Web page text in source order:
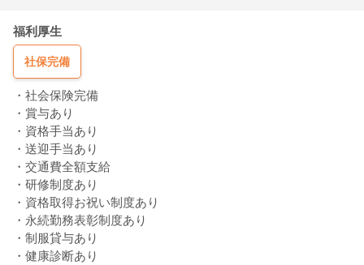
福利厚生
社保完備
・社会保険完備
・賞与あり
・資格手当あり
・送迎手当あり
・交通費全額支給
・研修制度あり
・資格取得お祝い制度あり
・永続勤務表彰制度あり
・制服貸与あり
・健康診断あり